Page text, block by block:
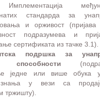
стандарда за
и орживост
подразумева и
сертификата из тачке 3.1).
подршка за
способности
једне или више обука
знања у вези са
тржишту).